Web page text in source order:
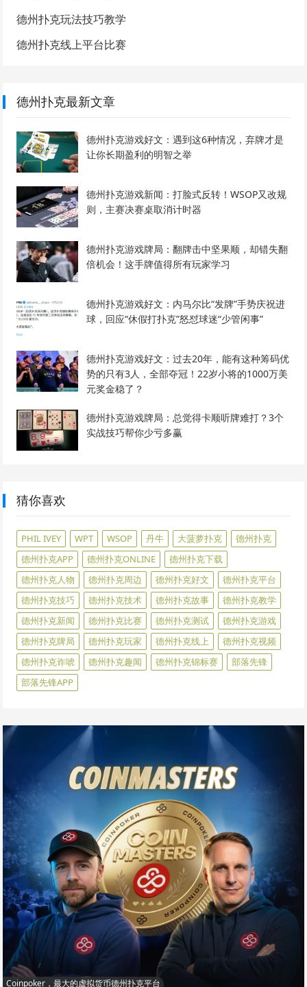
德州扑克玩法技巧教学
德州扑克线上平台比赛
德州扑克最新文章
德州扑克游戏好文：遇到这6种情况，弃牌才是
让你长期盈利的明智之举
德州扑克游戏新闻：打脸式反转！WSOP又改规
则，主赛决赛桌取消计时器
德州扑克游戏牌局：翻牌击中坚果顺，却错失翻
倍机会！这手牌值得所有玩家学习
德州扑克游戏好文：内马尔比“发牌”手势庆祝进
球，回应“休假打扑克”怒怼球迷“少管闲事”
德州扑克游戏好文：过去20年，能有这种筹码优
势的只有3人，全部夺冠！22岁小将的1000万美
元奖金稳了？
德州扑克游戏牌局：总觉得卡顺听牌难打？3个
实战技巧帮你少亏多赢
猜你喜欢
PHIL IVEY WPT WSOP 丹牛 大菠萝扑克
德州扑克
德州扑克APP
德州扑克ONLINE
德州扑克下载
德州扑克人物
德州扑克周边 德州扑克好文
德州扑克平台
德州扑克技巧
德州扑克技术 德州扑克故事
德州扑克教学
德州扑克新闻
德州扑克比赛 德州扑克测试
德州扑克游戏
德州扑克牌局
德州扑克玩家 德州扑克线上
德州扑克视频
德州扑克诈唬
德州扑克趣闻 德州扑克锦标赛
部落先锋
部落先锋APP
Coinpoker，最大的虚拟货币德州扑克平台